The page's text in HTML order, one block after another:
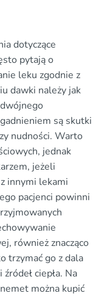
dotyczące
pytają o
leku zgodnie z
dawki należy jak
są skutki
nudności. Warto
jednak
jeżeli
innymi lekami
pacjenci powinni
również znacząco
trzymać go z dala
ciepła. Na
można kupić